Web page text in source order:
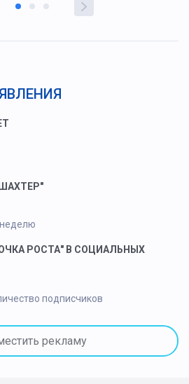
РОСТА" В СОЦИАЛЬНЫХ
подписчиков
рекламу